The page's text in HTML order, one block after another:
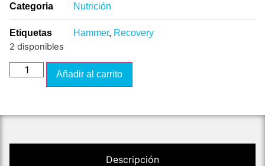
Categoria Nutrición
Etiquetas Hammer, Recovery
2 disponibles
Añadir al carrito
Descripción